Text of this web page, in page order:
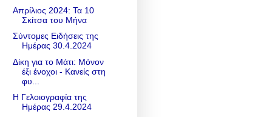
Απρίλιος 2024: Τα 10
Σκίτσα του Μήνα
Σύντομες Ειδήσεις της
Ημέρας 30.4.2024
Δίκη για το Μάτι: Μόνον
έξι ένοχοι - Κανείς στη
φυ...
Η Γελοιογραφία της
Ημέρας 29.4.2024